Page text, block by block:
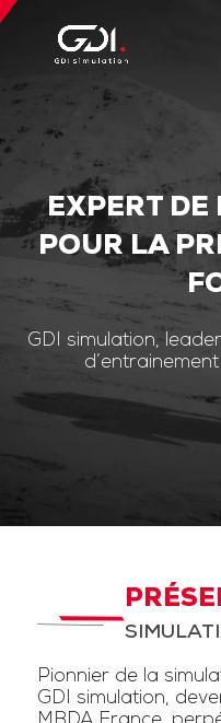
EXPERT
POUR LA
GDI simulation,
Pionnier de la
GDI simulation,